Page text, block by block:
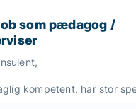
pædagog /
som pædagog /
kompetent, har stor